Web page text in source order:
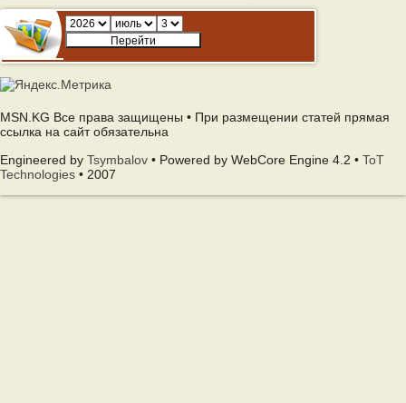
MSN.KG Все права защищены • При размещении статей прямая
ссылка на сайт обязательна
Engineered by Tsymbalov • Powered by WebCore Engine 4.2 • ToT
Technologies • 2007